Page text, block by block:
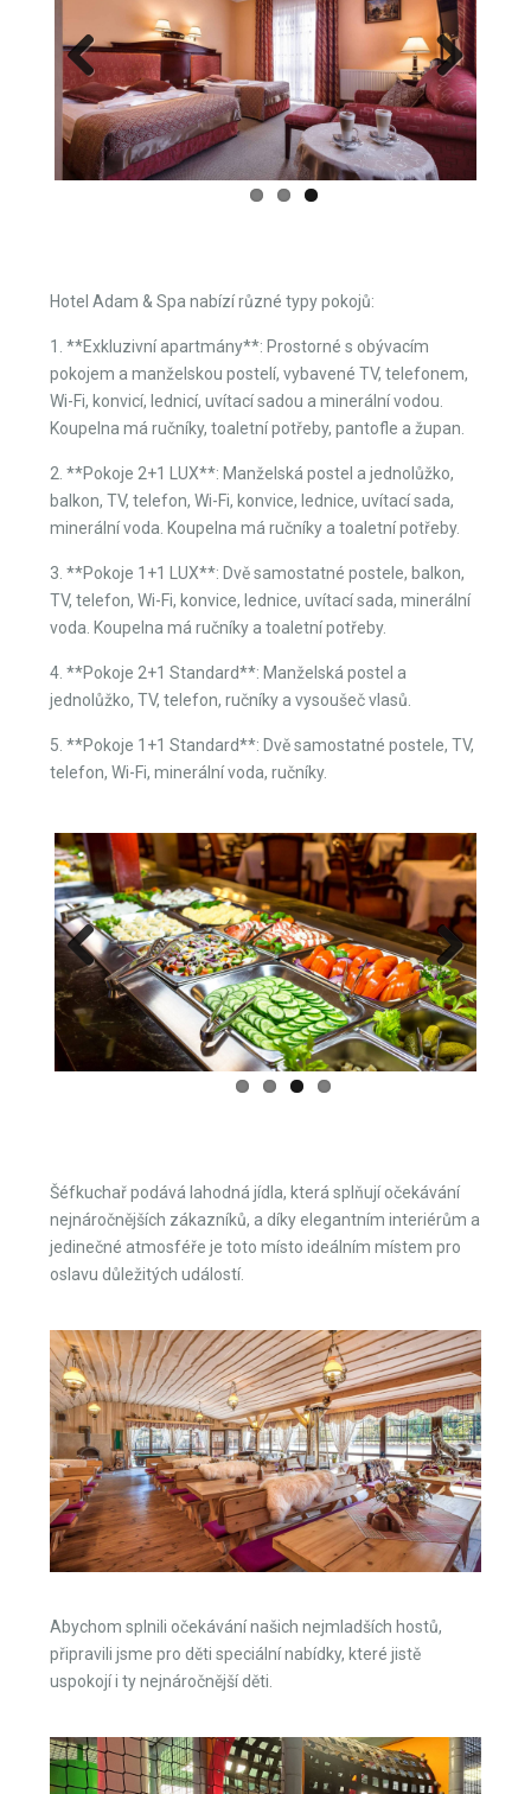
Previous Next
Hotel Adam & Spa nabízí různé typy pokojů:
1. **Exkluzivní apartmány**: Prostorné s obývacím
pokojem a manželskou postelí, vybavené TV, telefonem,
Wi-Fi, konvicí, lednicí, uvítací sadou a minerální vodou.
Koupelna má ručníky, toaletní potřeby, pantofle a župan.
2. **Pokoje 2+1 LUX**: Manželská postel a jednolůžko,
balkon, TV, telefon, Wi-Fi, konvice, lednice, uvítací sada,
minerální voda. Koupelna má ručníky a toaletní potřeby.
3. **Pokoje 1+1 LUX**: Dvě samostatné postele, balkon,
TV, telefon, Wi-Fi, konvice, lednice, uvítací sada, minerální
voda. Koupelna má ručníky a toaletní potřeby.
4. **Pokoje 2+1 Standard**: Manželská postel a
jednolůžko, TV, telefon, ručníky a vysoušeč vlasů.
5. **Pokoje 1+1 Standard**: Dvě samostatné postele, TV,
telefon, Wi-Fi, minerální voda, ručníky.
Previous Next
Šéfkuchař podává lahodná jídla, která splňují očekávání
nejnáročnějších zákazníků, a díky elegantním interiérům a
jedinečné atmosféře je toto místo ideálním místem pro
oslavu důležitých událostí.
Abychom splnili očekávání našich nejmladších hostů,
připravili jsme pro děti speciální nabídky, které jistě
uspokojí i ty nejnáročnější děti.